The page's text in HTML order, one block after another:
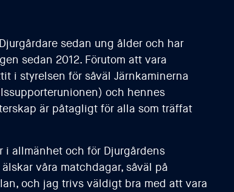
sedan ung ålder och har
sedan 2012. Förutom att vara
i styrelsen för såväl Järnkaminerna
och hennes
är påtagligt för alla som träffat
i allmänhet och för Djurgårdens
våra matchdagar, såväl på
och jag trivs väldigt bra med att vara